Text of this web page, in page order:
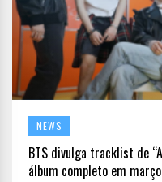
NEWS
BTS divulga tracklist de
álbum completo em março